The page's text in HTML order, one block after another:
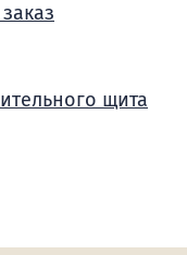
щита